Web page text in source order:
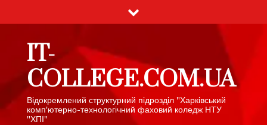
to
IT-
COLLEGE.COM.UA
Відокремлений структурний підрозділ "Харківський
комп'ютерно-технологічний фаховий коледж НТУ
"ХПІ"